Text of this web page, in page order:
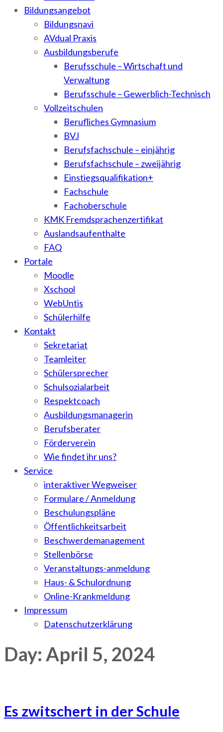
Bildungsangebot
Bildungsnavi
AVdual Praxis
Ausbildungsberufe
Berufsschule – Wirtschaft und
Verwaltung
Berufsschule – Gewerblich-Technisch
Vollzeitschulen
Berufliches Gymnasium
BVJ
Berufsfachschule – einjährig
Berufsfachschule – zweijährig
Einstiegsqualifikation+
Fachschule
Fachoberschule
KMK Fremdsprachenzertifikat
Auslandsaufenthalte
FAQ
Portale
Moodle
Xschool
WebUntis
Schülerhilfe
Kontakt
Sekretariat
Teamleiter
Schülersprecher
Schulsozialarbeit
Respektcoach
Ausbildungsmanagerin
Berufsberater
Förderverein
Wie findet ihr uns?
Service
interaktiver Wegweiser
Formulare / Anmeldung
Beschulungspläne
Öffentlichkeitsarbeit
Beschwerdemanagement
Stellenbörse
Veranstaltungs-anmeldung
Haus- & Schulordnung
Online-Krankmeldung
Impressum
Datenschutzerklärung
Day: April 5, 2024
Es zwitschert in der Schule